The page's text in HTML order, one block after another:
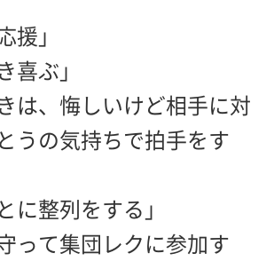
援」
喜ぶ」
は、悔しいけど相手に対
うの気持ちで拍手をす
に整列をする」
って集団レクに参加す